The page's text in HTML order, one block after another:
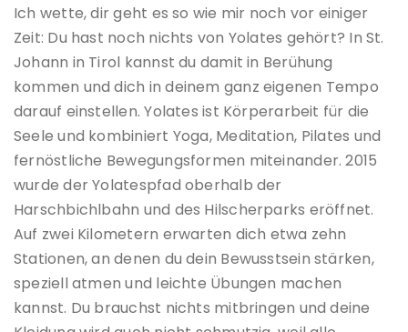
Ich wette, dir geht es so wie mir noch vor einiger
Zeit: Du hast noch nichts von Yolates gehört? In St.
Johann in Tirol kannst du damit in Berühung
kommen und dich in deinem ganz eigenen Tempo
darauf einstellen. Yolates ist Körperarbeit für die
Seele und kombiniert Yoga, Meditation, Pilates und
fernöstliche Bewegungsformen miteinander. 2015
wurde der Yolatespfad oberhalb der
Harschbichlbahn und des Hilscherparks eröffnet.
Auf zwei Kilometern erwarten dich etwa zehn
Stationen, an denen du dein Bewusstsein stärken,
speziell atmen und leichte Übungen machen
kannst. Du brauchst nichts mitbringen und deine